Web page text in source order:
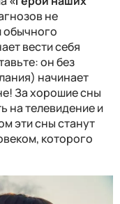
не
обычного
вести себя
он без
начинает
За хорошие сны
на телевидение и
эти сны станут
которого